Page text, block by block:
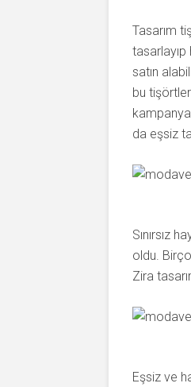
Tasarım
satın
bu
da eşsiz
Sınırsız
oldu.
Zira
Eşsiz ve